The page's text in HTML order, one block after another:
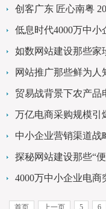
行
创客广东 匠心南粤
低息时代4000万中小
如数网站建设那些家
网站推广那些鲜为人
贸易战背景下农产品
万亿电商采购规模引
中小企业营销渠道战
探秘网站建设那些“
4000万中小企业电商
首页 上一页 5 6